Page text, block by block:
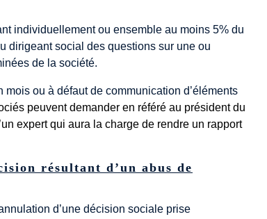
individuellement ou ensemble au moins 5% du
dirigeant social des questions sur une ou
de la société.
mois ou à défaut de communication d’éléments
peuvent demander en référé au président du
expert qui aura la charge de rendre un rapport
résultant d’un abus de
d’une décision sociale prise